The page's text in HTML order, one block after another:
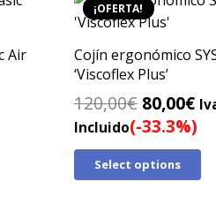
Air
¡OFERTA!
Cojín ergonómico
‘Viscoflex Plus’
120,00€ El
precio
original
era:
80,00€El
Incluido(-33.3%)
Select options